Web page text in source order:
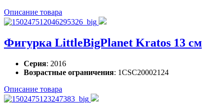
Описание товара
Фигурка LittleBigPlanet Kratos 13 см
Серия: 2016
Возрастные ограничения: 1CSC20002124
Описание товара